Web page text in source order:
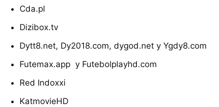
Cda.pl
Dizibox.tv
Dytt8.net, Dy2018.com, dygod.net y Ygdy8.com
Futemax.app y Futebolplayhd.com
Red Indoxxi
KatmovieHD